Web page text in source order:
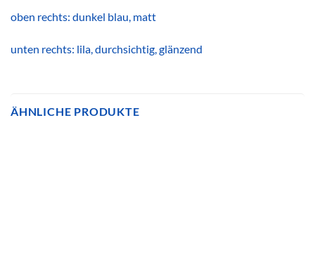
oben rechts: dunkel blau, matt
unten rechts: lila, durchsichtig, glänzend
ÄHNLICHE PRODUKTE